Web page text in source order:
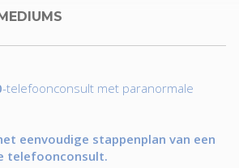
-telefoonconsult met paranormale
eenvoudige stappenplan van een
telefoonconsult.